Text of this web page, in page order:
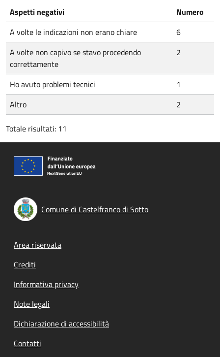
Aspetti negativi
Numero
A volte le indicazioni non erano chiare
6
A volte non capivo se stavo procedendo
correttamente
2
Ho avuto problemi tecnici
1
Altro
2
Totale risultati: 11
Comune di Castelfranco di Sotto
Footer menu
Area riservata
Crediti
Informativa privacy
Note legali
Dichiarazione di accessibilità
Contatti